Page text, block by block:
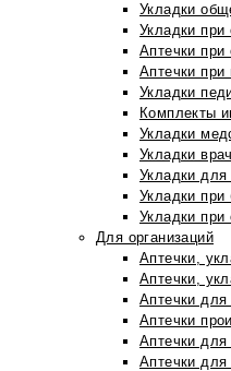
Укладки
Укладки при
Аптечки при
Аптечки при
Укладки
Комплекты
Укладки
Укладки
Укладки для
Укладки при
Укладки при
Для организаций
Аптечки,
Аптечки,
Аптечки
Аптечки
Аптечки
Аптечки для